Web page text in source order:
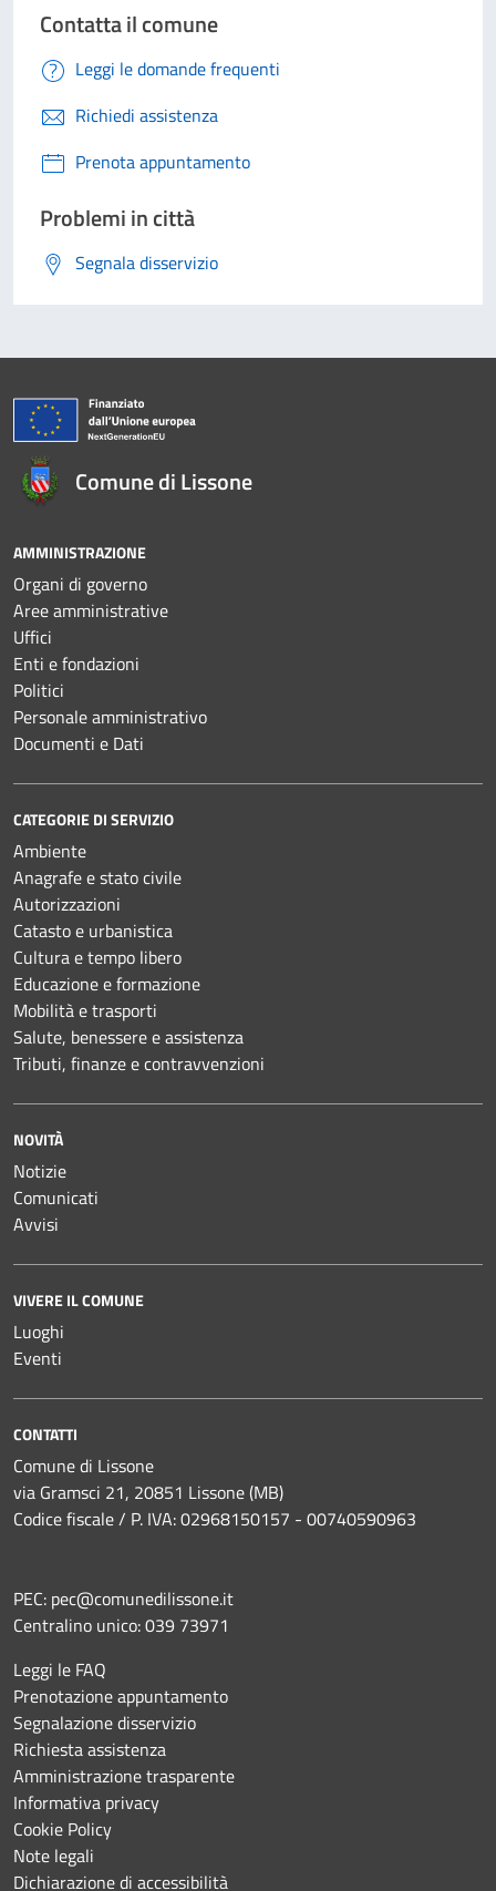
Contatta il comune
Leggi le domande frequenti
Richiedi assistenza
Prenota appuntamento
Problemi in città
Segnala disservizio
Comune di Lissone
AMMINISTRAZIONE
Organi di governo
Aree amministrative
Uffici
Enti e fondazioni
Politici
Personale amministrativo
Documenti e Dati
CATEGORIE DI SERVIZIO
Ambiente
Anagrafe e stato civile
Autorizzazioni
Catasto e urbanistica
Cultura e tempo libero
Educazione e formazione
Mobilità e trasporti
Salute, benessere e assistenza
Tributi, finanze e contravvenzioni
NOVITÀ
Notizie
Comunicati
Avvisi
VIVERE IL COMUNE
Luoghi
Eventi
CONTATTI
Comune di Lissone
via Gramsci 21, 20851 Lissone (MB)
Codice fiscale / P. IVA: 02968150157 - 00740590963
PEC: pec@comunedilissone.it
Centralino unico:039 73971
Leggi le FAQ
Prenotazione appuntamento
Segnalazione disservizio
Richiesta assistenza
Amministrazione trasparente
Informativa privacy
Cookie Policy
Note legali
Dichiarazione di accessibilità